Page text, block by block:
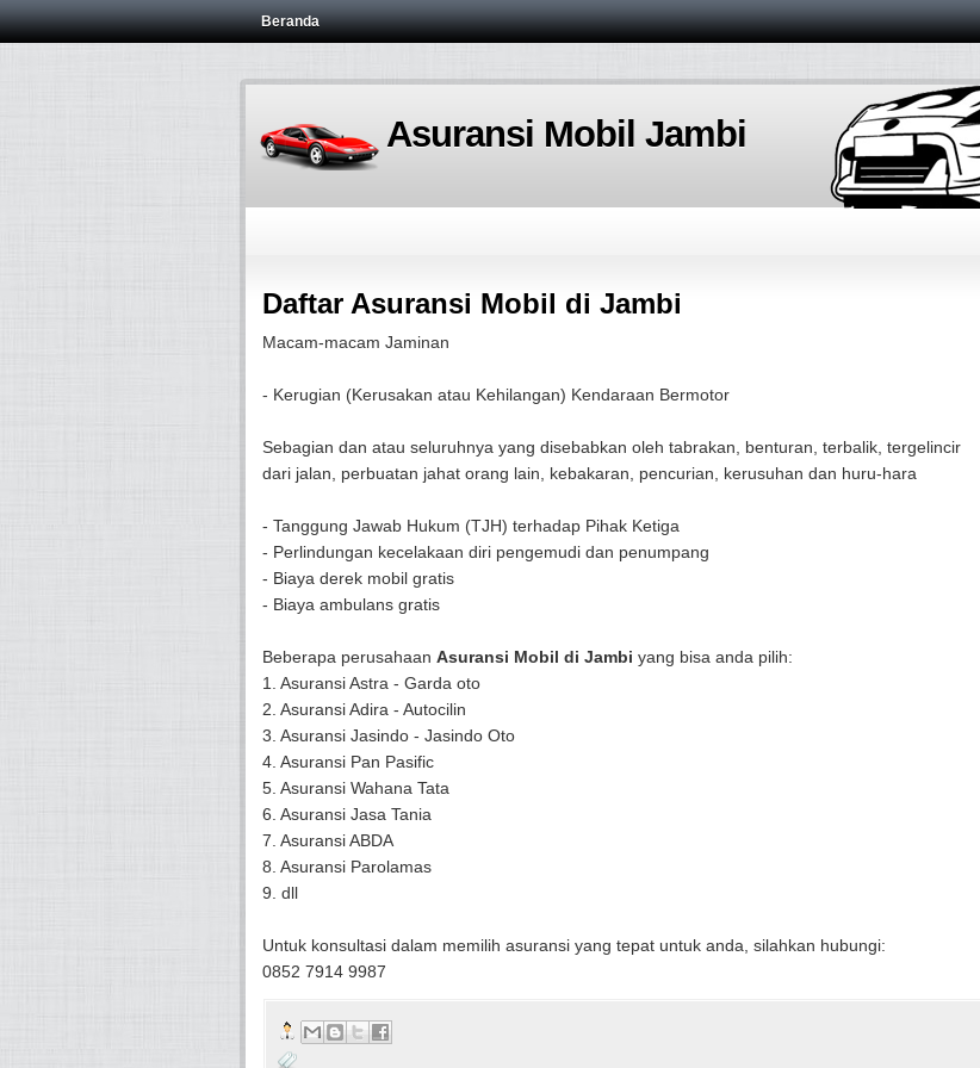
Beranda
Asuransi Mobil Jambi
Daftar Asuransi Mobil di Jambi
Macam-macam Jaminan
- Kerugian (Kerusakan atau Kehilangan) Kendaraan Bermotor
Sebagian dan atau seluruhnya yang disebabkan oleh tabrakan, benturan, terbalik, tergelincir
dari jalan, perbuatan jahat orang lain, kebakaran, pencurian, kerusuhan dan huru-hara
- Tanggung Jawab Hukum (TJH) terhadap Pihak Ketiga
- Perlindungan kecelakaan diri pengemudi dan penumpang
- Biaya derek mobil gratis
- Biaya ambulans gratis
Beberapa perusahaan Asuransi Mobil di Jambi yang bisa anda pilih:
1. Asuransi Astra - Garda oto
2. Asuransi Adira - Autocilin
3. Asuransi Jasindo - Jasindo Oto
4. Asuransi Pan Pasific
5. Asuransi Wahana Tata
6. Asuransi Jasa Tania
7. Asuransi ABDA
8. Asuransi Parolamas
9. dll
Untuk konsultasi dalam memilih asuransi yang tepat untuk anda, silahkan hubungi:
0852 7914 9987